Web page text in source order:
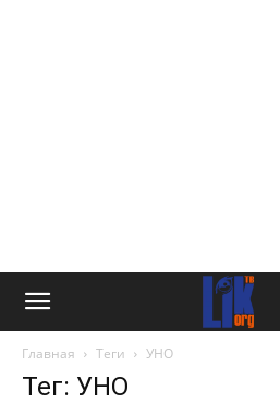
Главная Теги УНО
Тег: УНО